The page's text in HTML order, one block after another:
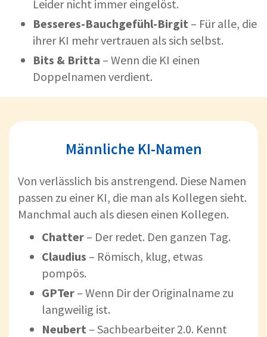
Leider nicht immer eingelöst.
Besseres-Bauchgefühl-Birgit – Für alle, die
ihrer KI mehr vertrauen als sich selbst.
Bits & Britta – Wenn die KI einen
Doppelnamen verdient.
Männliche KI-Namen
Von verlässlich bis anstrengend. Diese Namen
passen zu einer KI, die man als Kollegen sieht.
Manchmal auch als diesen einen Kollegen.
Chatter – Der redet. Den ganzen Tag.
Claudius – Römisch, klug, etwas
pompös.
GPTer – Wenn Dir der Originalname zu
langweilig ist.
Neubert – Sachbearbeiter 2.0. Kennt